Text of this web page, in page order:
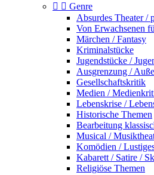
  Genre
Absurdes Theater /
Von Erwachsenen
Märchen / Fantasy
Kriminalstücke
Jugendstücke /
Ausgrenzung /
Gesellschaftskritik
Medien /
Lebenskrise /
Historische Themen
Bearbeitung
Musical /
Komödien /
Kabarett / Satire /
Religiöse Themen